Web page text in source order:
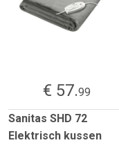
€ 57.99
Sanitas SHD 72
Elektrisch kussen